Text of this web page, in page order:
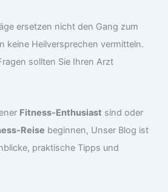
ersetzen nicht den Gang zum
keine Heilversprechen vermitteln.
sollten Sie Ihren Arzt
Fitness-Enthusiast sind oder
Reise beginnen, Unser Blog ist
praktische Tipps und